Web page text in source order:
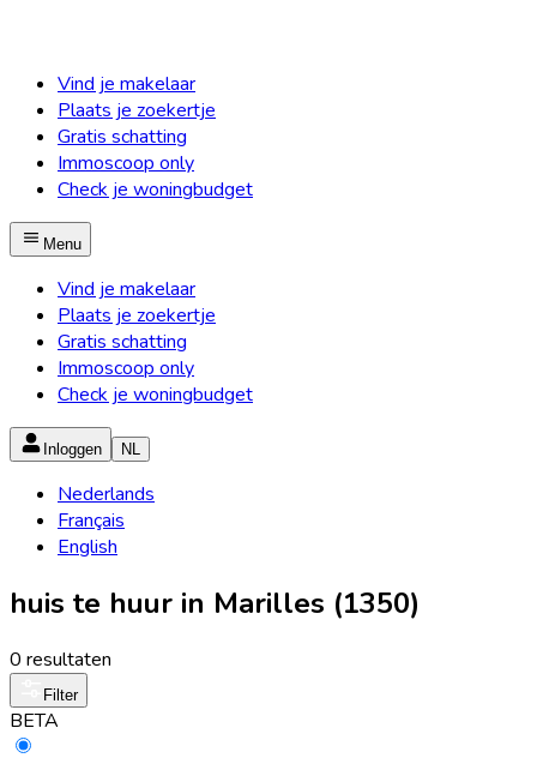
Vind je makelaar
Plaats je zoekertje
Gratis schatting
Immoscoop only
Check je woningbudget
Menu
Vind je makelaar
Plaats je zoekertje
Gratis schatting
Immoscoop only
Check je woningbudget
Inloggen NL
Nederlands
Français
English
huis te huur in Marilles (1350)
0 resultaten
Filter
BETA